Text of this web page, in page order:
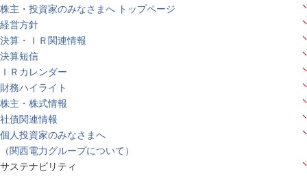
株主・投資家のみなさまへ トップページ
経営方針
決算・ＩＲ関連情報
決算短信
ＩＲカレンダー
財務ハイライト
株主・株式情報
社債関連情報
個人投資家のみなさまへ
（関西電力グループについて）
サステナビリティ